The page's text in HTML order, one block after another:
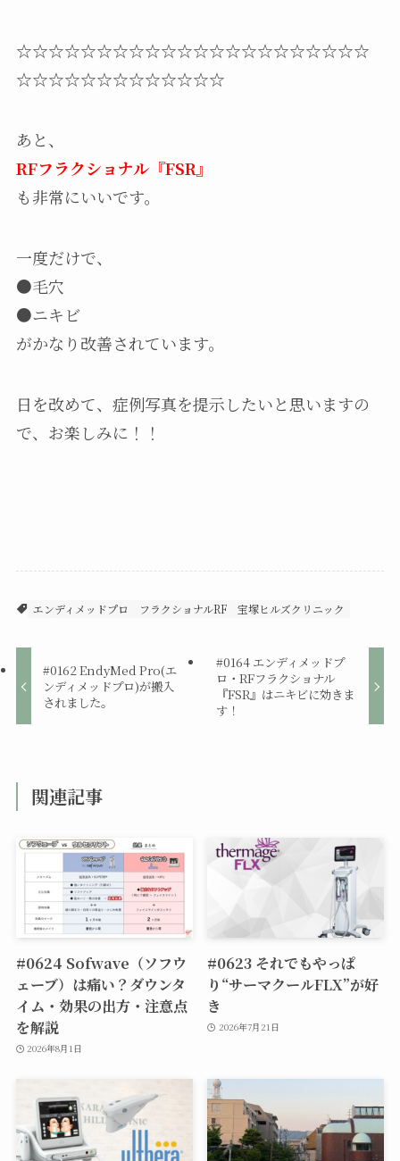
☆☆☆☆☆☆☆☆☆☆☆☆☆☆☆☆☆☆☆☆☆☆
☆☆☆☆☆☆☆☆☆☆☆☆☆
あと、
RFフラクショナル『FSR』
も非常にいいです。
一度だけで、
●毛穴
●ニキビ
がかなり改善されています。
日を改めて、症例写真を提示したいと思いますの
で、お楽しみに！！
エンディメッドプロ フラクショナルRF 宝塚ヒルズクリニック
#0162 EndyMed Pro(エ
ンディメッドプロ)が搬入
されました。
#0164 エンディメッドプ
ロ・RFフラクショナル
『FSR』はニキビに効きま
す！
関連記事
#0624 Sofwave（ソフウ
ェーブ）は痛い？ダウンタ
イム・効果の出方・注意点
を解説
2026年8月1日
#0623 それでもやっぱ
り“サーマクールFLX”が好
き
2026年7月21日